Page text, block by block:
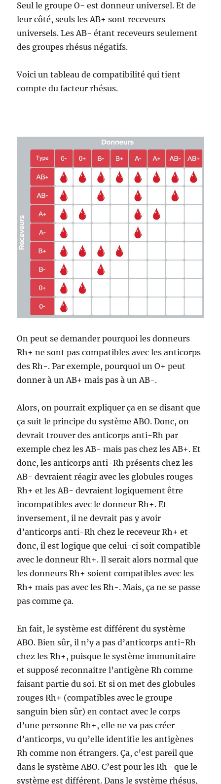
Seul le groupe O- est donneur universel. Et de
leur côté, seuls les AB+ sont receveurs
universels. Les AB- étant receveurs seulement
des groupes rhésus négatifs.
Voici un tableau de compatibilité qui tient
compte du facteur rhésus.
On peut se demander pourquoi les donneurs
Rh+ ne sont pas compatibles avec les anticorps
des Rh-. Par exemple, pourquoi un O+ peut
donner à un AB+ mais pas à un AB-.
Alors, on pourrait expliquer ça en se disant que
ça suit le principe du système ABO. Donc, on
devrait trouver des anticorps anti-Rh par
exemple chez les AB- mais pas chez les AB+. Et
donc, les anticorps anti-Rh présents chez les
AB- devraient réagir avec les globules rouges
Rh+ et les AB- devraient logiquement être
incompatibles avec le donneur Rh+. Et
inversement, il ne devrait pas y avoir
d’anticorps anti-Rh chez le receveur Rh+ et
donc, il est logique que celui-ci soit compatible
avec le donneur Rh+. Il serait alors normal que
les donneurs Rh+ soient compatibles avec les
Rh+ mais pas avec les Rh-. Mais, ça ne se passe
pas comme ça.
En fait, le système est différent du système
ABO. Bien sûr, il n’y a pas d’anticorps anti-Rh
chez les Rh+, puisque le système immunitaire
et supposé reconnaitre l’antigène Rh comme
faisant partie du soi. Et si on met des globules
rouges Rh+ (compatibles avec le groupe
sanguin bien sûr) en contact avec le corps
d’une personne Rh+, elle ne va pas créer
d’anticorps, vu qu’elle identifie les antigènes
Rh comme non étrangers. Ça, c’est pareil que
dans le système ABO. C’est pour les Rh- que le
système est différent. Dans le système rhésus,